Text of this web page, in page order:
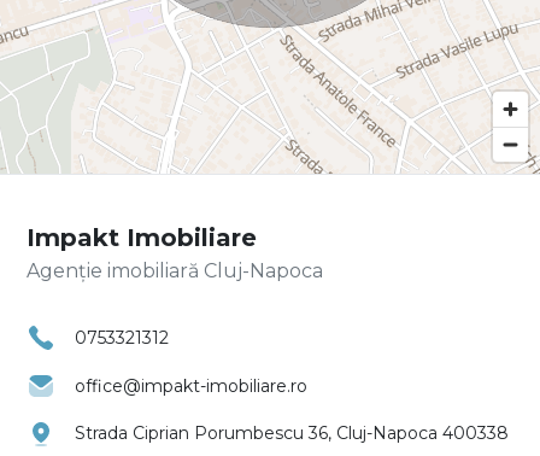
Impakt Imobiliare
Agenție imobiliară Cluj-Napoca
0753321312
office@impakt-imobiliare.ro
Strada Ciprian Porumbescu 36, Cluj-Napoca 400338